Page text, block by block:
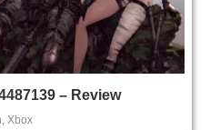
– Review
, Xbox